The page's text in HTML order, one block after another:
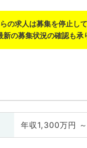
の求人は募集を停止して
新の募集状況の確認も承
年収1,300万円 ～